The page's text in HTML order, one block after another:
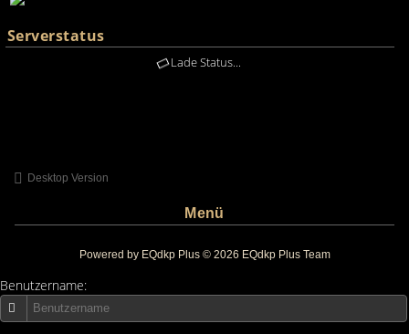
Serverstatus
Lade Status...
Desktop Version
Menü
Powered by EQdkp Plus© 2026 EQdkp Plus Team
Benutzername: